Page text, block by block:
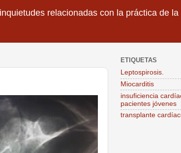
relacionadas con la práctica de la
ETIQUETAS
Leptospirosis.
Miocarditis
insuficiencia
pacientes jóvenes
transplante